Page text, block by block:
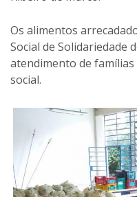
Os alimentos
Social de Solidariedade
atendimento de
social.